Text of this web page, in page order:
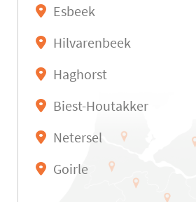
Esbeek
Hilvarenbeek
Haghorst
Biest-Houtakker
Netersel
Goirle